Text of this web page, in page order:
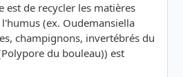
est de recycler les matières
(ex. Oudemansiella
champignons, invertébrés du
du bouleau)) est